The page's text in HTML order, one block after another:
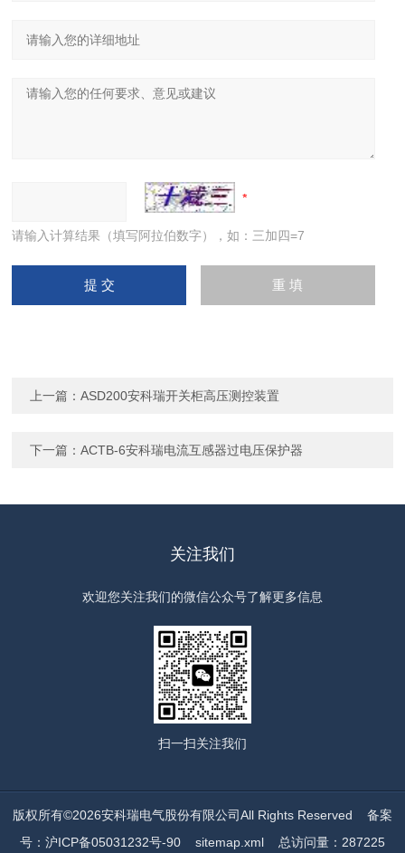
请输入计算结果（填写阿拉伯数字），如：三加四=7
上一篇：ASD200安科瑞开关柜高压测控装置
下一篇：ACTB-6安科瑞电流互感器过电压保护器
关注我们
欢迎您关注我们的微信公众号了解更多信息
扫一扫关注我们
版权所有©2026安科瑞电气股份有限公司All Rights Reserved 备案
号：沪ICP备05031232号-90
sitemap.xml总访问量：287225